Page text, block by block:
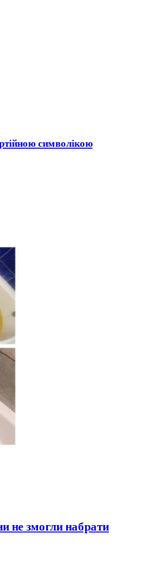
символікою
не змогли набрати